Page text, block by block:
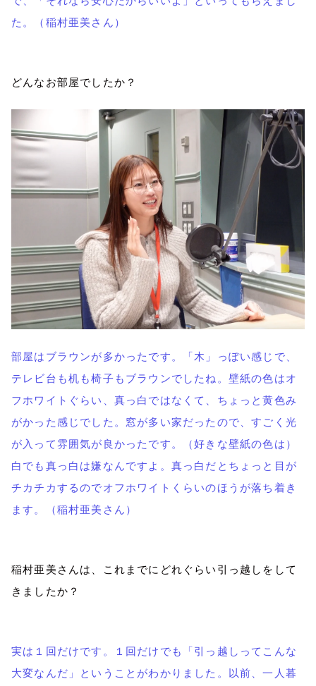
た。（稲村亜美さん）
どんなお部屋でしたか？
部屋はブラウンが多かったです。「木」っぽい感じで、
テレビ台も机も椅子もブラウンでしたね。壁紙の色はオ
フホワイトぐらい、真っ白ではなくて、ちょっと黄色み
がかった感じでした。窓が多い家だったので、すごく光
が入って雰囲気が良かったです。（好きな壁紙の色は）
白でも真っ白は嫌なんですよ。真っ白だとちょっと目が
チカチカするのでオフホワイトくらいのほうが落ち着き
ます。（稲村亜美さん）
稲村亜美さんは、これまでにどれぐらい引っ越しをして
きましたか？
実は１回だけです。１回だけでも「引っ越しってこんな
大変なんだ」ということがわかりました。以前、一人暮